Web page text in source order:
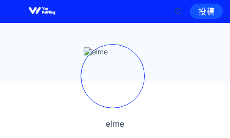
投稿
elme